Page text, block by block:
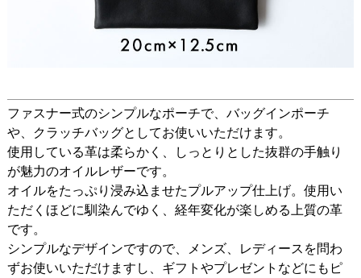
ファスナー式のシンプルなポーチで、バッグインポーチ
や、クラッチバッグとしてお使いいただけます。
使用している革は柔らかく、しっとりとした抜群の手触り
が魅力のオイルレザーです。
オイルをたっぷり浸み込ませたプルアップ仕上げ。使用い
ただくほどに馴染んでゆく、経年変化が楽しめる上質の革
です。
シンプルなデザインですので、メンズ、レディースを問わ
ずお使いいただけますし、ギフトやプレゼントなどにもピ